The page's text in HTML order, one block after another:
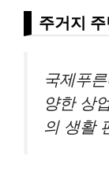
주거지
국제푸
양한 상
의 생활